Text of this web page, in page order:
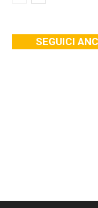
SEGUICI